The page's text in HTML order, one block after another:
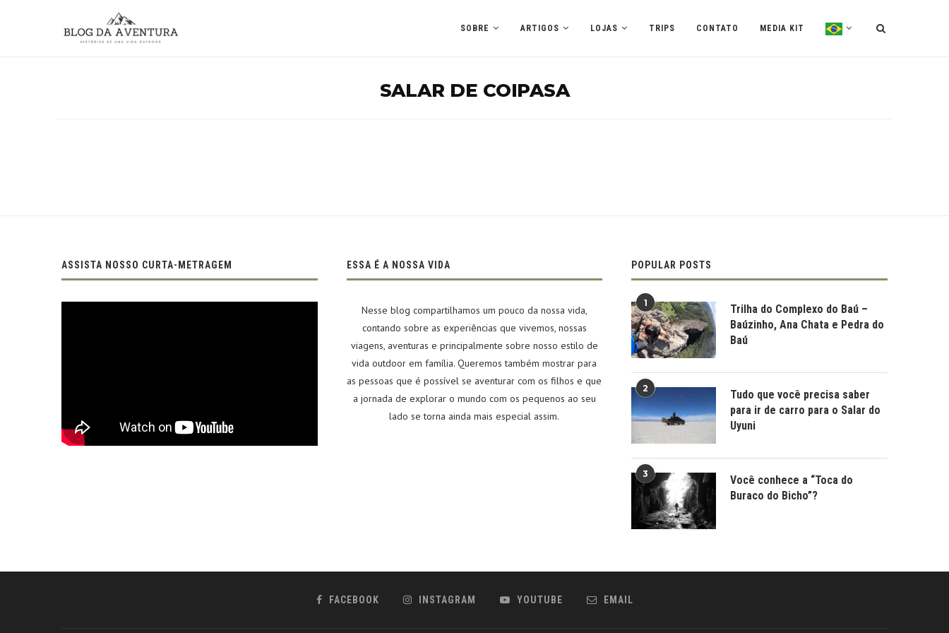
SOBRE ARTIGOS LOJAS TRIPS CONTATO MEDIA KIT
SALAR DE COIPASA
ASSISTA NOSSO CURTA-METRAGEM ESSA É A NOSSA VIDA
Nesse blog compartilhamos um pouco da nossa vida,
contando sobre as experiências que vivemos, nossas
viagens, aventuras e principalmente sobre nosso estilo de
vida outdoor em família. Queremos também mostrar para
as pessoas que é possível se aventurar com os filhos e que
a jornada de explorar o mundo com os pequenos ao seu
lado se torna ainda mais especial assim.
POPULAR POSTS
1
Trilha do Complexo do Baú –
Baúzinho, Ana Chata e Pedra do
Baú
2
Tudo que você precisa saber
para ir de carro para o Salar do
Uyuni
3
Você conhece a “Toca do
Buraco do Bicho”?
FACEBOOK INSTAGRAM YOUTUBE EMAIL